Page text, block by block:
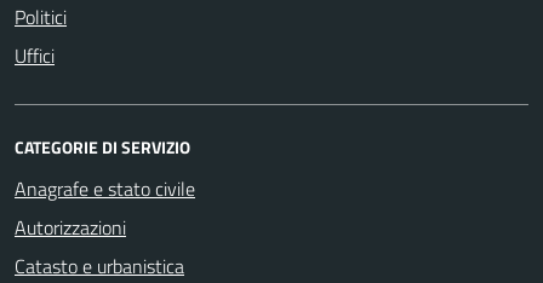
Politici
Uffici
CATEGORIE DI SERVIZIO
Anagrafe e stato civile
Autorizzazioni
Catasto e urbanistica